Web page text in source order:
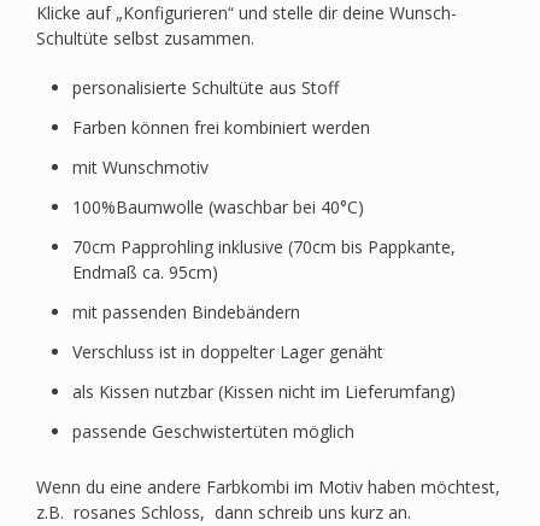
Klicke auf „Konfigurieren“ und stelle dir deine Wunsch-
Schultüte selbst zusammen.
personalisierte Schultüte aus Stoff
Farben können frei kombiniert werden
mit Wunschmotiv
100%Baumwolle (waschbar bei 40°C)
70cm Papprohling inklusive (70cm bis Pappkante,
Endmaß ca. 95cm)
mit passenden Bindebändern
Verschluss ist in doppelter Lager genäht
als Kissen nutzbar (Kissen nicht im Lieferumfang)
passende Geschwistertüten möglich
Wenn du eine andere Farbkombi im Motiv haben möchtest,
z.B. rosanes Schloss, dann schreib uns kurz an.